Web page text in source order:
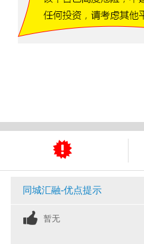
同城汇融-优点提示
暂无